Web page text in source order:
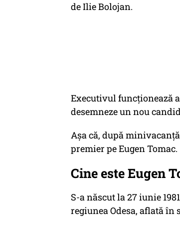
de Ilie Bolojan.
Executivul funcționează
desemneze un nou
Așa că, după
premier pe Eugen Tomac.
Cine este Eugen
S-a născut la 27 iunie
regiunea Odesa, aflată în